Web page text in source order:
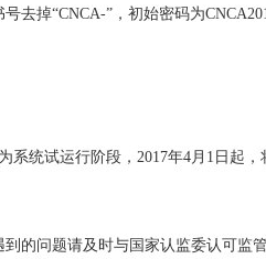
去掉“CNCA-”，初始密码为
系统试运行阶段，2017年4月1日起
的问题请及时与国家认监委认可监